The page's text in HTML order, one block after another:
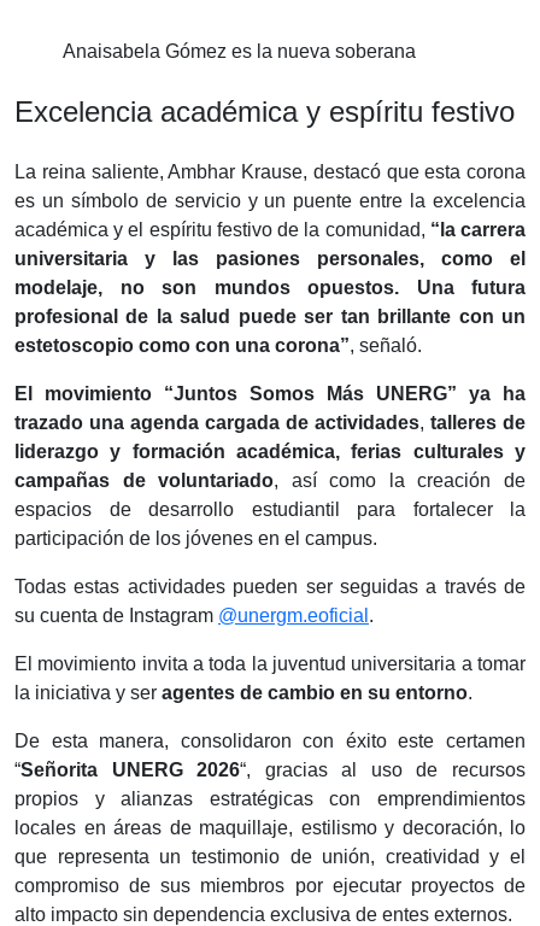
Anaisabela Gómez es la nueva soberana
Excelencia académica y espíritu festivo
La reina saliente, Ambhar Krause, destacó que esta corona
es un símbolo de servicio y un puente entre la excelencia
académica y el espíritu festivo de la comunidad, “la carrera
universitaria y las pasiones personales, como el
modelaje, no son mundos opuestos. Una futura
profesional de la salud puede ser tan brillante con un
estetoscopio como con una corona”, señaló.
​El movimiento “Juntos Somos Más UNERG” ya ha
trazado una agenda cargada de actividades, talleres de
liderazgo y formación académica, ferias culturales y
campañas de voluntariado, así como la creación de
espacios de desarrollo estudiantil para fortalecer la
participación de los jóvenes en el campus.
Todas estas actividades pueden ser seguidas a través de
su cuenta de Instagram @unergm.eoficial . ​
El movimiento invita a toda la juventud universitaria a tomar
la iniciativa y ser agentes de cambio en su entorno.
De esta manera, consolidaron con éxito este certamen
“Señorita UNERG 2026“, gracias al uso de recursos
propios y alianzas estratégicas con emprendimientos
locales en áreas de maquillaje, estilismo y decoración, lo
que representa un testimonio de unión, creatividad y el
compromiso de sus miembros por ejecutar proyectos de
alto impacto sin dependencia exclusiva de entes externos.